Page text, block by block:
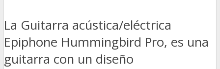
La Guitarra acústica/eléctrica
Epiphone Hummingbird Pro, es una
guitarra con un diseño